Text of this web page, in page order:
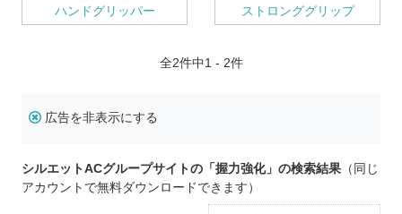
ハンドグリッパー ストロンググリップ
全2件中1 - 2件
広告を非表示にする
シルエットACグループサイトの「握力強化」の検索結果 （同じ
アカウントで無料ダウンロードできます）